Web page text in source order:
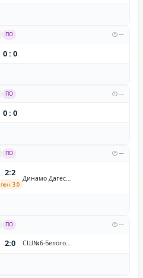
ПО 🕐 —
0 : 0
ПО 🕐 —
0 : 0
ПО 🕐 —
2:2
пен. 3:0
ПО 🕐 —
2:0 СШ№6-Белогорье